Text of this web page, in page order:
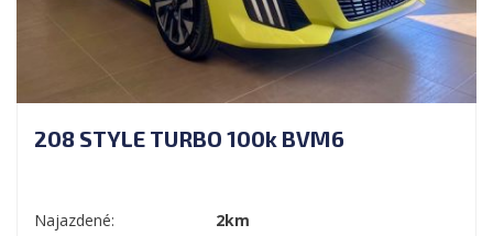
208 STYLE TURBO 100k BVM6
Najazdené:
2km